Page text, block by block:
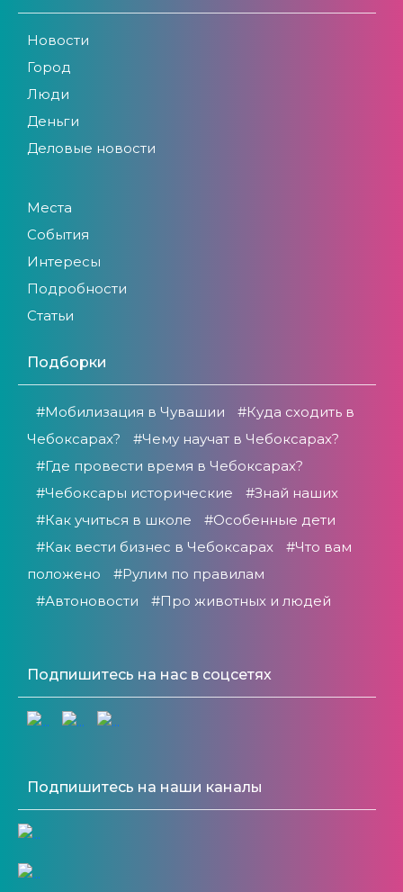
Новости
Город
Люди
Деньги
Деловые новости
Места
События
Интересы
Подробности
Статьи
Подборки
#Мобилизация в Чувашии
#Куда сходить в
Чебоксарах?
#Чему научат в Чебоксарах?
#Где провести время в Чебоксарах?
#Чебоксары исторические
#Знай наших
#Как учиться в школе
#Особенные дети
#Как вести бизнес в Чебоксарах
#Что вам
положено
#Рулим по правилам
#Автоновости
#Про животных и людей
Подпишитесь на нас в соцсетях
Подпишитесь на наши каналы